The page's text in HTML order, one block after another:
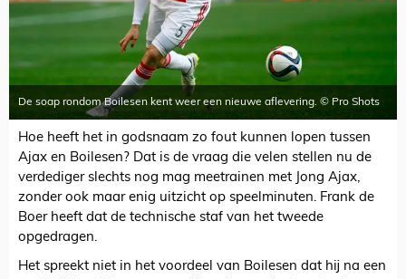
De soap rondom Boilesen kent weer een nieuwe aflevering. © Pro Shots
Hoe heeft het in godsnaam zo fout kunnen lopen tussen
Ajax en Boilesen? Dat is de vraag die velen stellen nu de
verdediger slechts nog mag meetrainen met Jong Ajax,
zonder ook maar enig uitzicht op speelminuten. Frank de
Boer heeft dat de technische staf van het tweede
opgedragen.
Het spreekt niet in het voordeel van Boilesen dat hij na een